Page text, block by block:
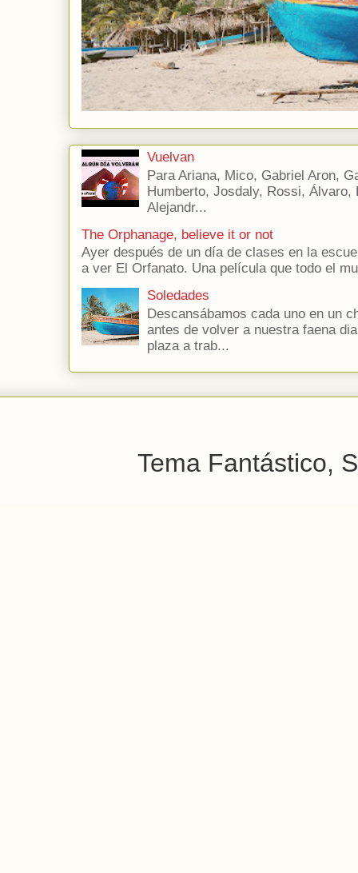
Vuelvan
Para Ariana, Mico, Gabriel Aron,
Humberto, Josdaly, Rossi, Álvaro,
Alejandr...
The Orphanage, believe it or not
Ayer después de un día de clases en la
a ver El Orfanato. Una película que todo el
Soledades
Descansábamos cada uno en un
antes de volver a nuestra faena
plaza a trab...
Tema Fantástico,